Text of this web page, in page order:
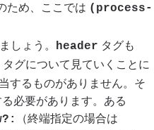
ため、ここでは (process-
しょう。
header タグも
タグについて見ていくことに
するものがありません。そ
必要があります。ある
（終端指定の場合は